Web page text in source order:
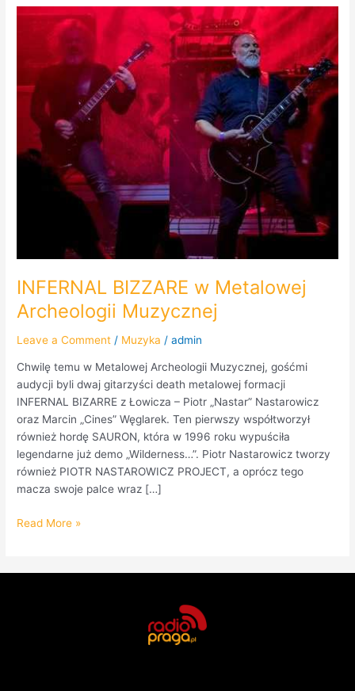
INFERNAL BIZZARE w Metalowej
Archeologii Muzycznej
Leave a Comment / Muzyka /admin
Chwilę temu w Metalowej Archeologii Muzycznej, gośćmi
audycji byli dwaj gitarzyści death metalowej formacji
INFERNAL BIZARRE z Łowicza – Piotr „Nastar” Nastarowicz
oraz Marcin „Cines” Węglarek. Ten pierwszy współtworzył
również hordę SAURON, która w 1996 roku wypuściła
legendarne już demo „Wilderness…”. Piotr Nastarowicz tworzy
również PIOTR NASTAROWICZ PROJECT, a oprócz tego
macza swoje palce wraz […]
INFERNAL
BIZZARE
Metalowej
Archeologii
Muzycznej
Read More »